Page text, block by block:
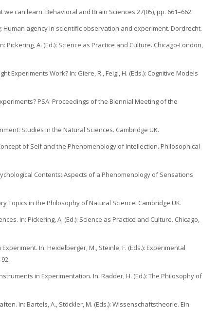
can learn. Behavioral and Brain Sciences 27(05), pp. 661–662.
Human agency in scientific observation and experiment. Dordrecht.
A. (Ed.): Science as Practice and Culture. Chicago-London,
Experiments Work? In: Giere, R., Feigl, H. (Eds.): Cognitive Models
PSA: Proceedings of the Biennial Meeting of the
Studies in the Natural Sciences. Cambridge UK.
of Self and the Phenomenology of Intellection. Philosophical
Contents: Aspects of a Phenomenology of Sensations
Topics in the Philosophy of Natural Science. Cambridge UK.
In: Pickering, A. (Ed.): Science as Practice and Culture. Chicago,
In: Heidelberger, M., Steinle, F. (Eds.): Experimental
in Experimentation. In: Radder, H. (Ed.): The Philosophy of
In: Bartels, A., Stöckler, M. (Eds.): Wissenschaftstheorie. Ein